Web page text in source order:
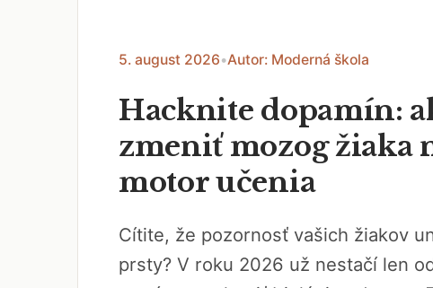
5. august 2026•Autor: Moderná škola
Hacknite dopamín:
zmeniť mozog žiaka
motor učenia
Cítite, že pozornosť vašich žiakov
prsty? V roku 2026 už nestačí len